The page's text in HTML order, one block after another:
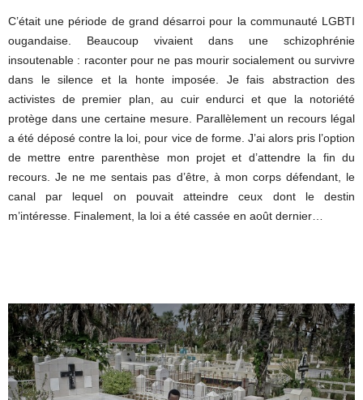
C’était une période de grand désarroi pour la communauté LGBTI
ougandaise. Beaucoup vivaient dans une schizophrénie
insoutenable : raconter pour ne pas mourir socialement ou survivre
dans le silence et la honte imposée. Je fais abstraction des
activistes de premier plan, au cuir endurci et que la notoriété
protège dans une certaine mesure. Parallèlement un recours légal
a été déposé contre la loi, pour vice de forme. J’ai alors pris l’option
de mettre entre parenthèse mon projet et d’attendre la fin du
recours. Je ne me sentais pas d’être, à mon corps défendant, le
canal par lequel on pouvait atteindre ceux dont le destin
m’intéresse. Finalement, la loi a été cassée en août dernier…